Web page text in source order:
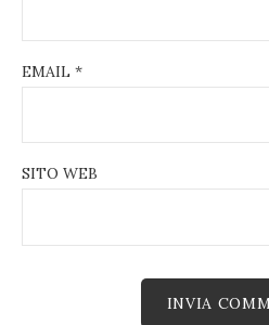
EMAIL *
SITO WEB